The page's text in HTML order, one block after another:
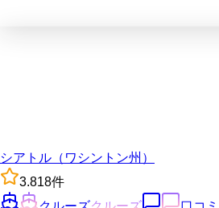
シアトル（ワシントン州）
3.818件